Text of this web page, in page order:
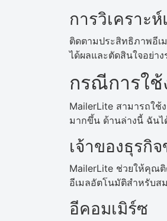
การวิเคราะ
ติดตามประสิทธิภาพอีเ
ได้ผลและตัดสินใจอย่าง
กรณีการใ
MailerLite สามารถใช้
มากขึ้น ด้านล่างนี้ ฉันไ
เจ้าของธุรกิ
MailerLite ช่วยให้คุณ
อีเมลอัตโนมัติสำหรับ
อีคอมเมิร์ซ